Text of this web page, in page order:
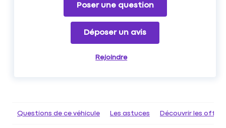
Poser une question
Déposer un avis
Rejoindre
Questions de ce véhicule Les astuces Découvrir les